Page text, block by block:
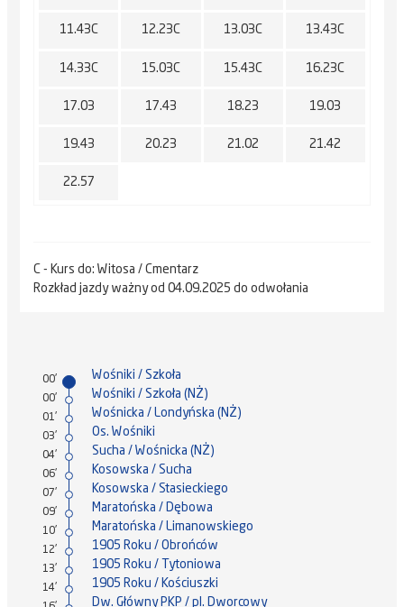
11.43C 12.23C 13.03C 13.43C
14.33C 15.03C 15.43C 16.23C
17.03 17.43 18.23 19.03
19.43 20.23 21.02 21.42
22.57
C - Kurs do: Witosa / Cmentarz
Rozkład jazdy ważny od 04.09.2025 do odwołania
00' Wośniki / Szkoła
00' Wośniki / Szkoła (NŻ)
01' Wośnicka / Londyńska (NŻ)
03' Os. Wośniki
04' Sucha / Wośnicka (NŻ)
06' Kosowska / Sucha
07' Kosowska / Stasieckiego
09' Maratońska / Dębowa
10' Maratońska / Limanowskiego
12' 1905 Roku / Obrońców
13' 1905 Roku / Tytoniowa
14' 1905 Roku / Kościuszki
Dw. Główny PKP / pl. Dworcowy